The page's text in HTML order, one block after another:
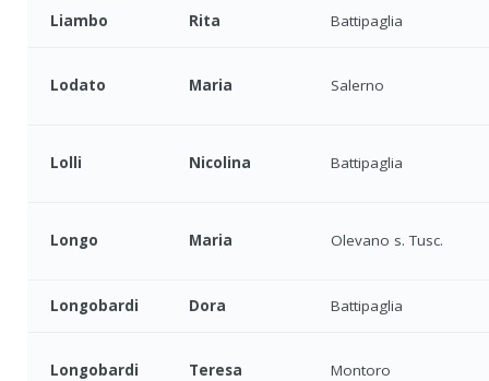
Liambo Rita Battipaglia
Lodato Maria Salerno
Lolli Nicolina Battipaglia
Longo Maria Olevano s. Tusc.
Longobardi Dora Battipaglia
Longobardi Teresa Montoro